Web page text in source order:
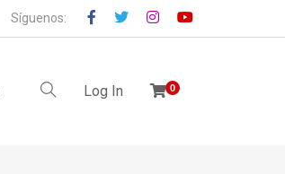
Síguenos:
Log In 0